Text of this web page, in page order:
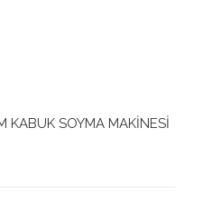
KABUK SOYMA MAKİNESİ